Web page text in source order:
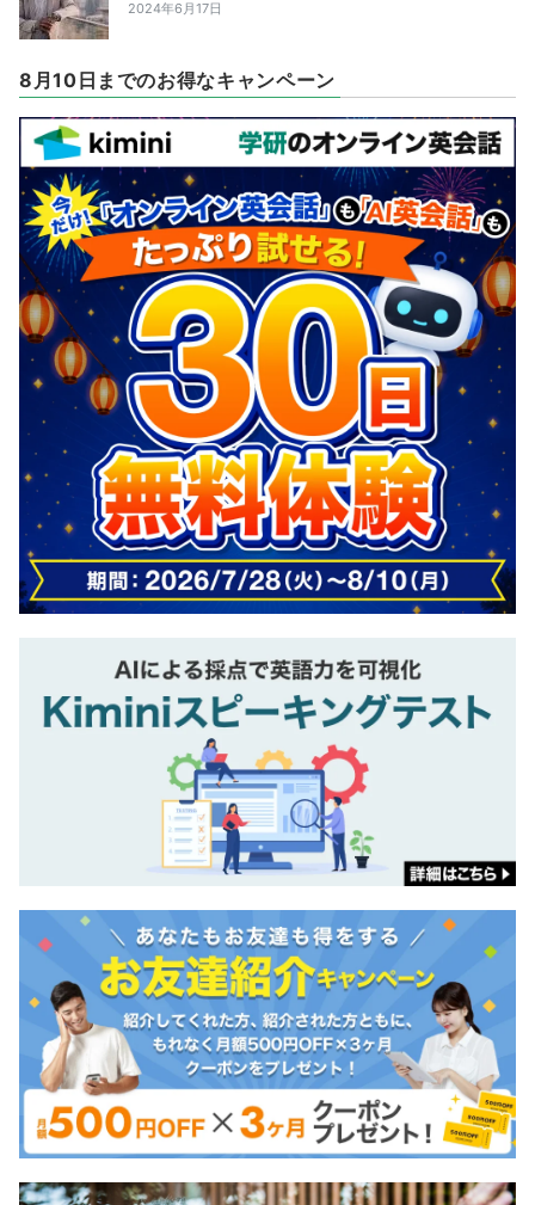
2024年6月17日
8月10日までのお得なキャンペーン